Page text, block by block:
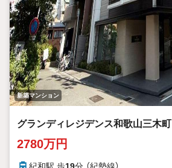
新築マンション
グランディレジデンス和歌山三木町
2780万円